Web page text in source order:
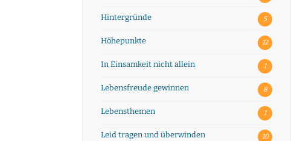
Hintergründe 5
Höhepunkte 12
In Einsamkeit nicht allein 1
Lebensfreude gewinnen 8
Lebensthemen 1
Leid tragen und überwinden 10